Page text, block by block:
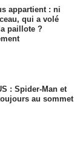
appartient : ni
qui a volé
paillote ?
: Spider-Man et
au sommet